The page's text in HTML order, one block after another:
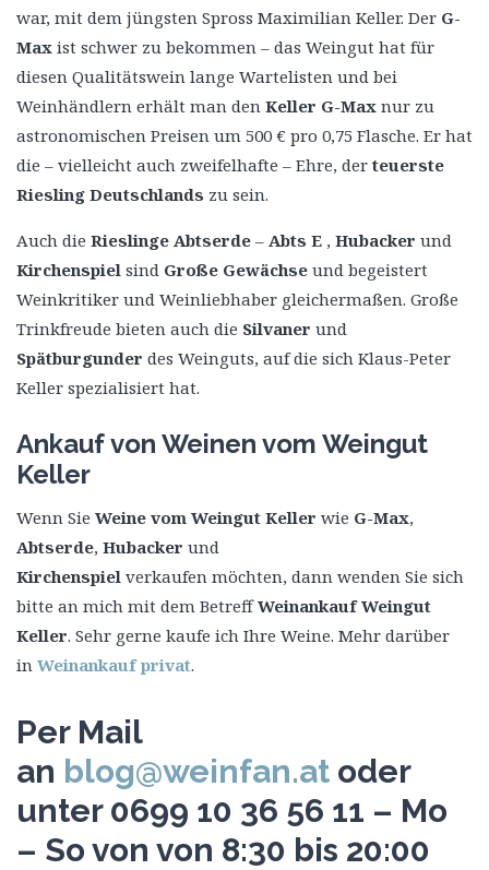
war, mit dem jüngsten Spross Maximilian Keller. Der G-
Max ist schwer zu bekommen – das Weingut hat für
diesen Qualitätswein lange Wartelisten und bei
Weinhändlern erhält man den Keller G-Max nur zu
astronomischen Preisen um 500 € pro 0,75 Flasche. Er hat
die – vielleicht auch zweifelhafte – Ehre, derteuerste
Riesling Deutschlands zu sein.
Auch die Rieslinge Abtserde – Abts E , Hubacker und
Kirchenspiel sind Große Gewächse und begeistert
Weinkritiker und Weinliebhaber gleichermaßen. Große
Trinkfreude bieten auch die Silvaner und
Spätburgunder des Weinguts, auf die sich Klaus-Peter
Keller spezialisiert hat.
Ankauf von Weinen vom Weingut
Keller
Wenn Sie Weine vom Weingut Keller wie G-Max,
Abtserde, Hubacker und
Kirchenspiel verkaufen möchten, dann wenden Sie sich
bitte an mich mit dem BetreffWeinankauf Weingut
Keller. Sehr gerne kaufe ich Ihre Weine. Mehr darüber
in Weinankauf privat.
Per Mail
an blog@weinfan.at oder
unter 0699 10 36 56 11 – Mo
– So von von 8:30 bis 20:00